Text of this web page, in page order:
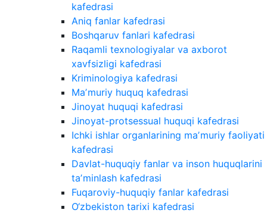
kafedrasi
Aniq fanlar kafedrasi
Boshqaruv fanlari kafedrasi
Raqamli texnologiyalar va axborot
xavfsizligi kafedrasi
Kriminologiya kafedrasi
Maʼmuriy huquq kafedrasi
Jinoyat huquqi kafedrasi
Jinoyat-protsessual huquqi kafedrasi
Ichki ishlar organlarining maʼmuriy faoliyati
kafedrasi
Davlat-huquqiy fanlar va inson huquqlarini
taʼminlash kafedrasi
Fuqaroviy-huquqiy fanlar kafedrasi
O‘zbekiston tarixi kafedrasi